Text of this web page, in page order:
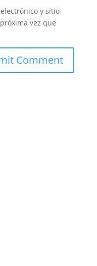
y sitio
vez que